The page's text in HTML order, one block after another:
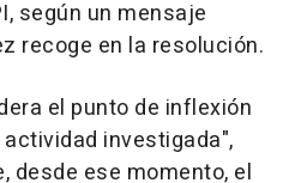
según un mensaje
recoge en la resolución.
el punto de inflexión
investigada",
desde ese momento, el